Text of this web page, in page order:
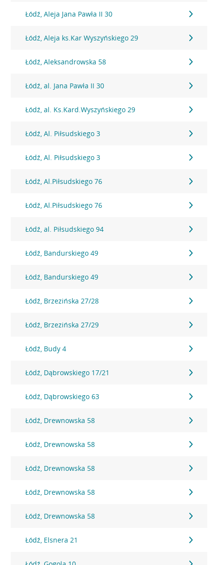
Łódź, Aleja Jana Pawła II 30
Łódź, Aleja ks.Kar Wyszyńskiego 29
Łódź, Aleksandrowska 58
Łódź, al. Jana Pawła II 30
Łódź, al. Ks.Kard.Wyszyńskiego 29
Łódź, Al. Piłsudskiego 3
Łódź, Al. Piłsudskiego 3
Łódź, Al.Piłsudskiego 76
Łódź, Al.Piłsudskiego 76
Łódź, al. Piłsudskiego 94
Łódź, Bandurskiego 49
Łódź, Bandurskiego 49
Łódź, Brzezińska 27/28
Łódź, Brzezińska 27/29
Łódź, Budy 4
Łódź, Dąbrowskiego 17/21
Łódź, Dąbrowskiego 63
Łódź, Drewnowska 58
Łódź, Drewnowska 58
Łódź, Drewnowska 58
Łódź, Drewnowska 58
Łódź, Drewnowska 58
Łódź, Elsnera 21